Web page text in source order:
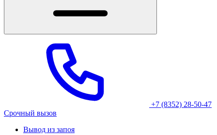
+7 (8352) 28-50-47
Срочный вызов
Вывод из запоя